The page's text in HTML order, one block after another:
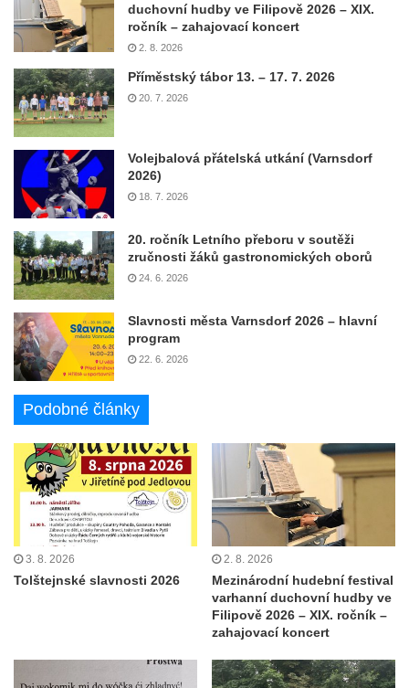
duchovní hudby ve Filipově 2026 – XIX.
ročník – zahajovací koncert
2. 8. 2026
Příměstský tábor 13. – 17. 7. 2026
20. 7. 2026
Volejbalová přátelská utkání (Varnsdorf
2026)
18. 7. 2026
20. ročník Letního přeboru v soutěži
zručnosti žáků gastronomických oborů
24. 6. 2026
Slavnosti města Varnsdorf 2026 – hlavní
program
22. 6. 2026
Podobné články
3. 8. 2026
Tolštejnské slavnosti 2026
2. 8. 2026
Mezinárodní hudební festival
varhanní duchovní hudby ve
Filipově 2026 – XIX. ročník –
zahajovací koncert